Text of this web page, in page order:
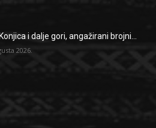
i dalje gori, angažirani brojni...
2026.